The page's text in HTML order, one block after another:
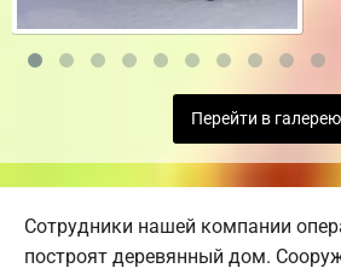
Перейти в галерею
Сотрудники нашей компании
построят деревянный дом.